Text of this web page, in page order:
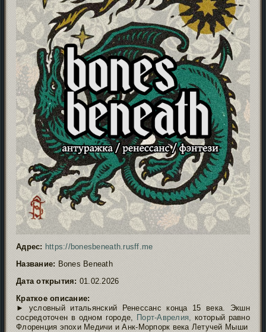
Адрес: https://bonesbeneath.rusff.me
Название: Bones Beneath
Дата открытия: 01.02.2026
Краткое описание:
► условный итальянский Ренессанс конца 15 века. Экшн
сосредоточен в одном городе,
Порт-Аврелия,
который равно
Флоренция эпохи Медичи и Анк-Морпорк века Летучей Мыши